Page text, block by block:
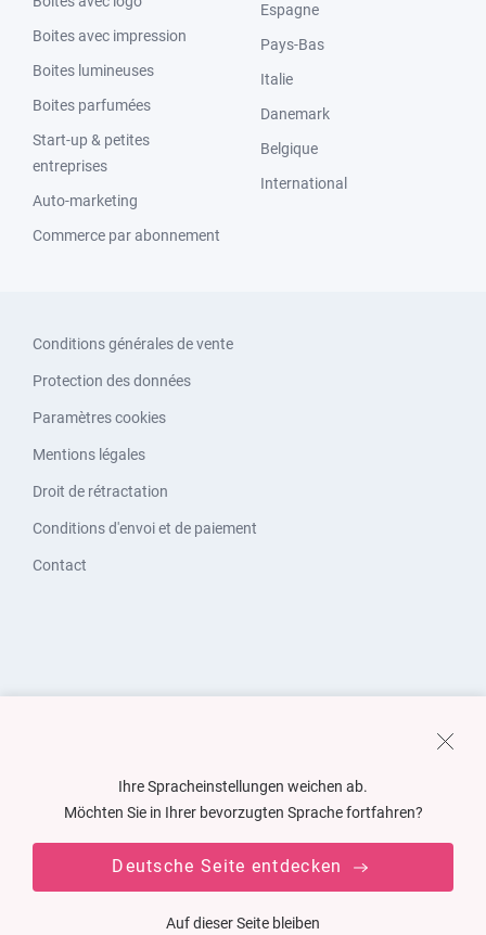
Boites avec impression
Boites lumineuses
Boites parfumées
Start-up & petites
entreprises
Auto-marketing
Commerce par abonnement
Espagne
Pays-Bas
Italie
Danemark
Belgique
International
Conditions générales de vente
Protection des données
Paramètres cookies
Mentions légales
Droit de rétractation
Conditions d'envoi et de paiement
Contact
Ihre Spracheinstellungen weichen ab.
Möchten Sie in Ihrer bevorzugten Sprache fortfahren?
Deutsche Seite entdecken
Auf dieser Seite bleiben